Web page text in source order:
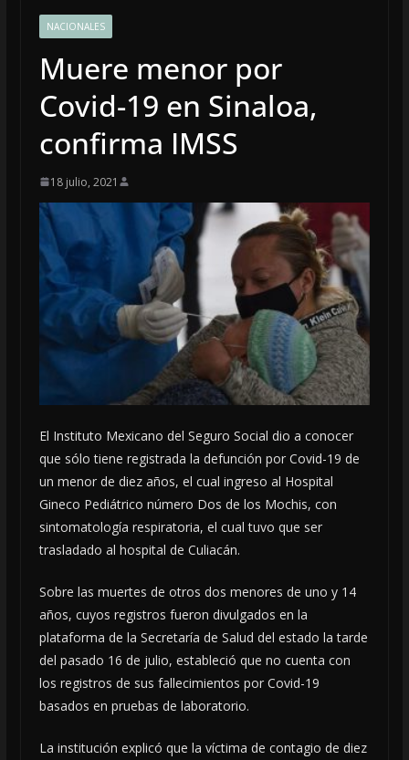
NACIONALES
Muere menor por
Covid-19 en Sinaloa,
confirma IMSS
18 julio, 2021
El Instituto Mexicano del Seguro Social dio a conocer
que sólo tiene registrada la defunción por Covid-19 de
un menor de diez años, el cual ingreso al Hospital
Gineco Pediátrico número Dos de los Mochis, con
sintomatología respiratoria, el cual tuvo que ser
trasladado al hospital de Culiacán.
Sobre las muertes de otros dos menores de uno y 14
años, cuyos registros fueron divulgados en la
plataforma de la Secretaría de Salud del estado la tarde
del pasado 16 de julio, estableció que no cuenta con
los registros de sus fallecimientos por Covid-19
basados en pruebas de laboratorio.
La institución explicó que la víctima de contagio de diez